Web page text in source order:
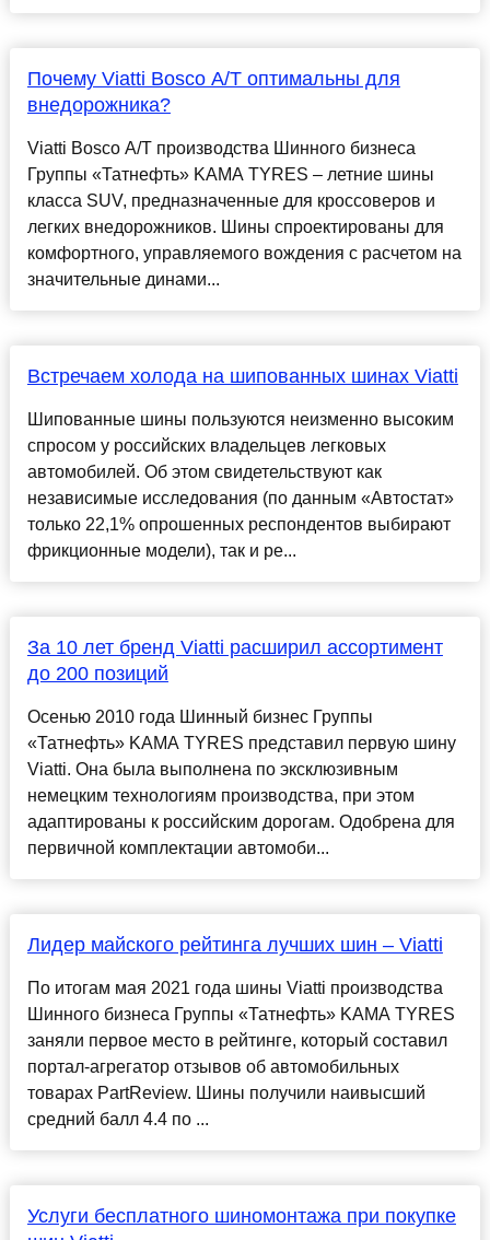
Почему Viatti Bosco A/T оптимальны для
внедорожника?
Viatti Bosco A/T производства Шинного бизнеса
Группы «Татнефть» KAMA TYRES – летние шины
класса SUV, предназначенные для кроссоверов и
легких внедорожников. Шины спроектированы для
комфортного, управляемого вождения с расчетом на
значительные динами...
Встречаем холода на шипованных шинах Viatti
Шипованные шины пользуются неизменно высоким
спросом у российских владельцев легковых
автомобилей. Об этом свидетельствуют как
независимые исследования (по данным «Автостат»
только 22,1% опрошенных респондентов выбирают
фрикционные модели), так и ре...
За 10 лет бренд Viatti расширил ассортимент
до 200 позиций
Осенью 2010 года Шинный бизнес Группы
«Татнефть» KAMA TYRES представил первую шину
Viatti. Она была выполнена по эксклюзивным
немецким технологиям производства, при этом
адаптированы к российским дорогам. Одобрена для
первичной комплектации автомоби...
Лидер майского рейтинга лучших шин – Viatti
По итогам мая 2021 года шины Viatti производства
Шинного бизнеса Группы «Татнефть» KAMA TYRES
заняли первое место в рейтинге, который составил
портал-агрегатор отзывов об автомобильных
товарах PartReview. Шины получили наивысший
средний балл 4.4 по ...
Услуги бесплатного шиномонтажа при покупке